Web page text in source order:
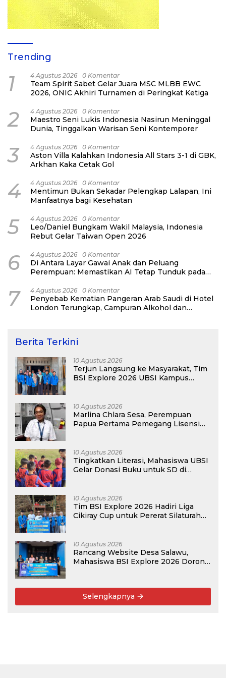
Trending
1 4 Agustus 2026 0 Komentar
Team Spirit Sabet Gelar Juara MSC MLBB EWC
2026, ONIC Akhiri Turnamen di Peringkat Ketiga
2 4 Agustus 2026 0 Komentar
Maestro Seni Lukis Indonesia Nasirun Meninggal
Dunia, Tinggalkan Warisan Seni Kontemporer
3 4 Agustus 2026 0 Komentar
Aston Villa Kalahkan Indonesia All Stars 3-1 di GBK,
Arkhan Kaka Cetak Gol
4 4 Agustus 2026 0 Komentar
Mentimun Bukan Sekadar Pelengkap Lalapan, Ini
Manfaatnya bagi Kesehatan
5 4 Agustus 2026 0 Komentar
Leo/Daniel Bungkam Wakil Malaysia, Indonesia
Rebut Gelar Taiwan Open 2026
6 4 Agustus 2026 0 Komentar
Di Antara Layar Gawai Anak dan Peluang
Perempuan: Memastikan AI Tetap Tunduk pada
7 4 Agustus 2026 0 Komentar
Penyebab Kematian Pangeran Arab Saudi di Hotel
London Terungkap, Campuran Alkohol dan
Berita Terkini
10 Agustus 2026
Terjun Langsung ke Masyarakat, Tim
BSI Explore 2026 UBSI Kampus
10 Agustus 2026
Marlina Chlara Sesa, Perempuan
Papua Pertama Pemegang Lisensi
10 Agustus 2026
Tingkatkan Literasi, Mahasiswa UBSI
Gelar Donasi Buku untuk SD di
10 Agustus 2026
Tim BSI Explore 2026 Hadiri Liga
Cikiray Cup untuk Pererat Silaturahmi
10 Agustus 2026
Rancang Website Desa Salawu,
Mahasiswa BSI Explore 2026 Dorong
Selengkapnya